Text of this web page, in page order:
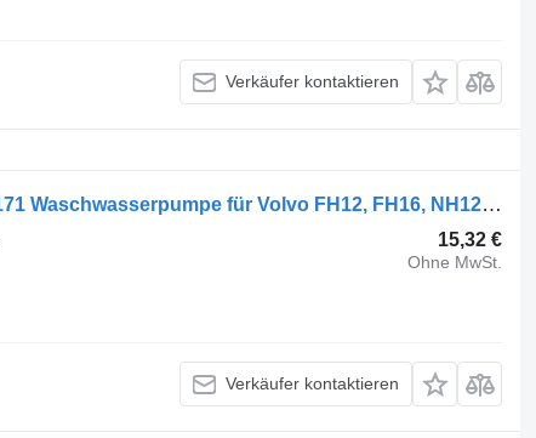
Verkäufer kontaktieren
SWF FH12 1-seeria (01.93-12.02) 8189171 Waschwasserpumpe für Volvo FH12, FH16, NH12, FH, VNL780 (1993-2014) Sattelzugmaschine
15,32 €
Ohne MwSt.
Verkäufer kontaktieren